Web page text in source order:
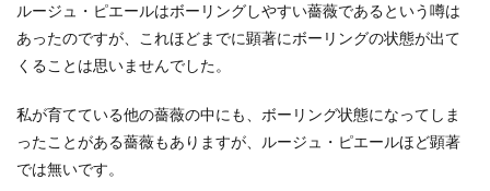
ルージュ・ピエールはボーリングしやすい薔薇であるという噂は
あったのですが、これほどまでに顕著にボーリングの状態が出て
くることは思いませんでした。
私が育てている他の薔薇の中にも、ボーリング状態になってしま
ったことがある薔薇もありますが、ルージュ・ピエールほど顕著
では無いです。